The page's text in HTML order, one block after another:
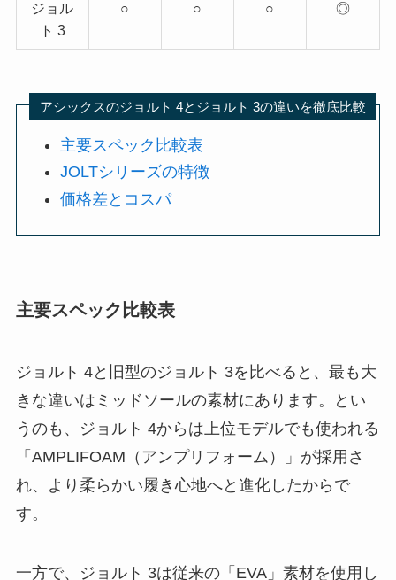
ジョル
ト 3
○ ○ ○ ◎
アシックスのジョルト 4とジョルト 3の違いを徹底比較
主要スペック比較表
JOLTシリーズの特徴
価格差とコスパ
主要スペック比較表
ジョルト 4と旧型のジョルト 3を比べると、最も大
きな違いはミッドソールの素材にあります。とい
うのも、ジョルト 4からは上位モデルでも使われる
「AMPLIFOAM（アンプリフォーム）」が採用さ
れ、より柔らかい履き心地へと進化したからで
す。
一方で、ジョルト 3は従来の「EVA」素材を使用し